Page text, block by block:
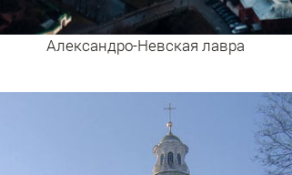
Александро-Невская лавра